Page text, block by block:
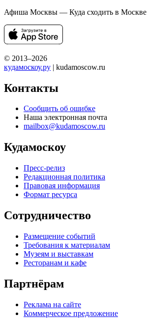
Афиша Москвы — Куда сходить в Москве
© 2013–2026
кудамоскоу.ру | kudamoscow.ru
Контакты
Сообщить об ошибке
Наша электронная почта
mailbox@kudamoscow.ru
Кудамоскоу
Пресс-релиз
Редакционная политика
Правовая информация
Формат ресурса
Сотрудничество
Размещение событий
Требования к материалам
Музеям и выставкам
Ресторанам и кафе
Партнёрам
Реклама на сайте
Коммерческое предложение